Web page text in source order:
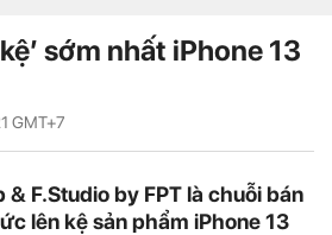
sớm nhất iPhone 13
GMT+7
& F.Studio by FPT là chuỗi bán
lên kệ sản phẩm iPhone 13